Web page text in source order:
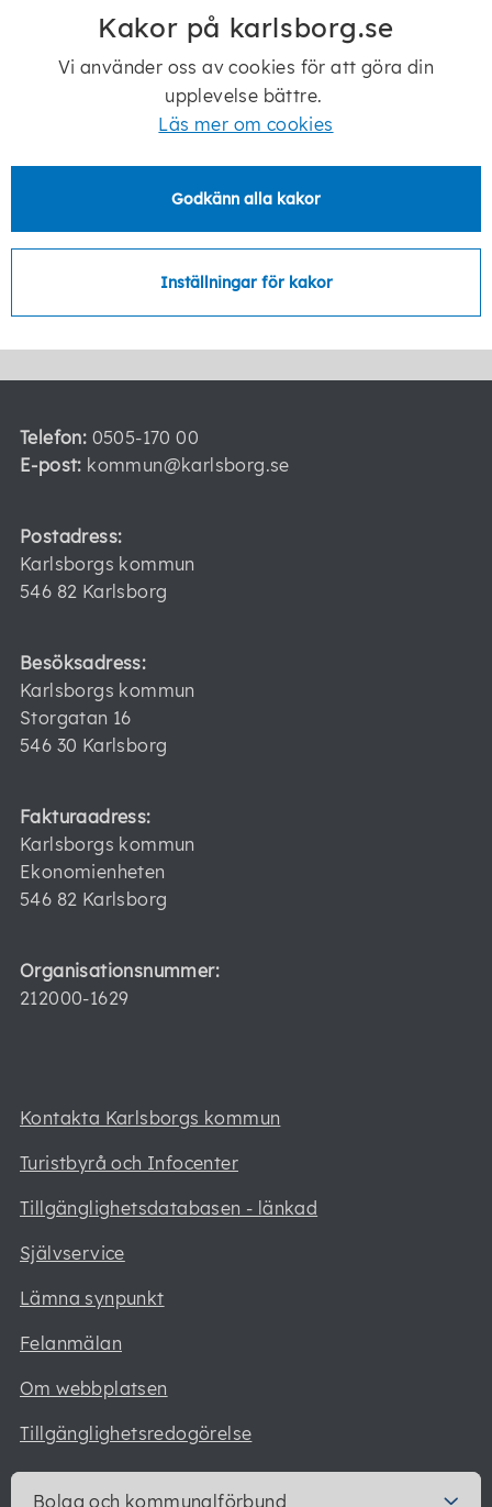
Vecka 26
Måndag 8:30 -14:30
Tisdag 8:30 -14:30
Fredag 8:30 -14:30
Telefon: 0505-170 00
E-post: kommun@karlsborg.se
Postadress:
Karlsborgs kommun
546 82 Karlsborg
Besöksadress:
Karlsborgs kommun
Storgatan 16
546 30 Karlsborg
Fakturaadress:
Karlsborgs kommun
Ekonomienheten
546 82 Karlsborg
Organisationsnummer:
212000-1629
Kontakta Karlsborgs kommun
Turistbyrå och Infocenter
Tillgänglighetsdatabasen - länkad
Självservice
Lämna synpunkt
Felanmälan
Om webbplatsen
Tillgänglighetsredogörelse
Bolag och kommunalförbund
Kakor på karlsborg.se
Vi använder oss av cookies för att göra din
upplevelse bättre.
Läs mer om cookies
Godkänn alla kakor
Inställningar för kakor